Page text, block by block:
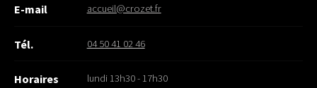
E-mail accueil@crozet.fr
Tél. 04 50 41 02 46
Horaires
lundi 13h30 - 17h30